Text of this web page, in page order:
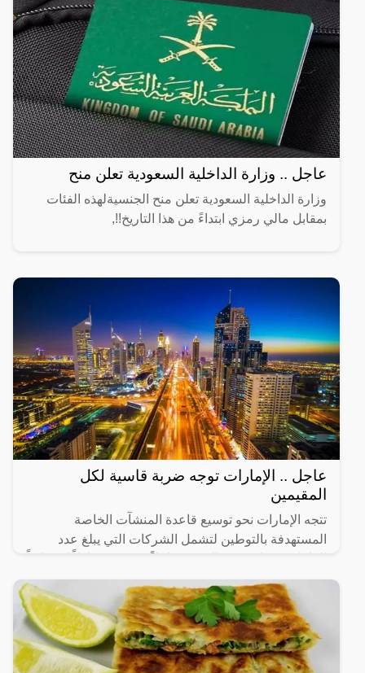
عاجل .. وزارة الداخلية السعودية تعلن منح
وزارة الداخلية السعودية تعلن منح الجنسيةلهذه الفئات
بمقابل مالي رمزي ابتداءً من هذا التاريخ!!,
عاجل .. الإمارات توجه ضربة قاسية لكل
المقيمين
تتجه الإمارات نحو توسيع قاعدة المنشآت الخاصة
المستهدفة بالتوطين لتشمل الشركات التي يبلغ عدد
رئيساً تم